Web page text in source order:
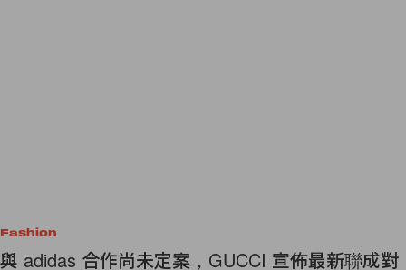
Fashion
與 adidas 合作尚未定案，GUCCI 宣佈最新聯成對